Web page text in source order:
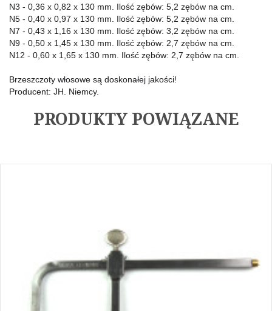
N3 - 0,36 x 0,82 x 130 mm. Ilość zębów: 5,2 zębów na cm.
N5 - 0,40 x 0,97 x 130 mm. Ilość zębów: 5,2 zębów na cm.
N7 - 0,43 x 1,16 x 130 mm. Ilość zębów: 3,2 zębów na cm.
N9 - 0,50 x 1,45 x 130 mm. Ilość zębów: 2,7 zębów na cm.
N12 - 0,60 x 1,65 x 130 mm. Ilość zębów: 2,7 zębów na cm.
Brzeszczoty włosowe są doskonałej jakości!
Producent: JH. Niemcy.
PRODUKTY POWIĄZANE